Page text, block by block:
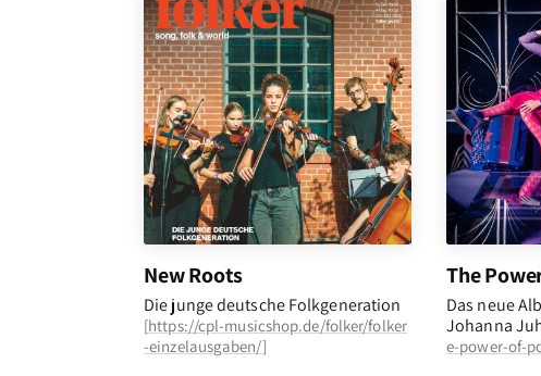
New Roots
Die junge deutsche Folkgeneration
[https://cpl-musicshop.de/folker/folker
-einzelausgaben/]
The
Das neue
Johanna
e-power-of-